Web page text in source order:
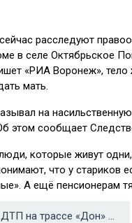
расследуют
в селе Октябрьское
«РИА Воронеж»,
мать.
на
этом сообщает
которые живут
что у стариков
А ещё пенсионерам
← После страшного ДТП на трассе «Дон» под Воронежем возбудили уголовное дело